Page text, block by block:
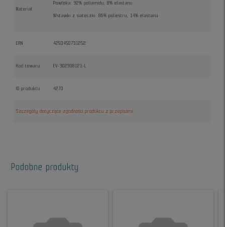
Materiał
Powłoka: 92% poliamidu, 8% elastanu
Wstawki z siateczki: 86% poliestru, 14% elastanu
EAN 4250450731252
Kod towaru EV-302308121-L
ID produktu 4270
Szczegóły dotyczące zgodności produktu z przepisami
Podobne produkty